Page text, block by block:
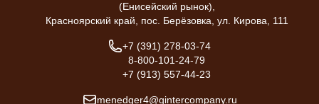
(Енисейский рынок),
Красноярский край, пос. Берёзовка, ул. Кирова, 111
Телефон
+7 (391) 278-03-74
8-800-101-24-79
+7 (913) 557-44-23
Email
menedger4@gintercompany.ru